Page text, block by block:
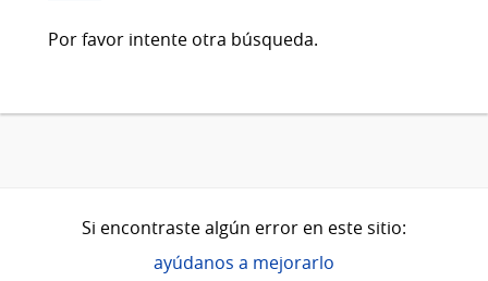
Por favor intente otra búsqueda.
Si encontraste algún error en este sitio:
ayúdanos a mejorarlo